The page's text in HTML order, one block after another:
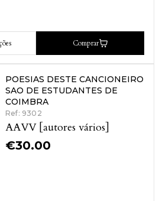
Comprar
POESIAS DESTE CANCIONEIRO
SAO DE ESTUDANTES DE
COIMBRA
Ref: 9302
AAVV [autores vários]
€30.00